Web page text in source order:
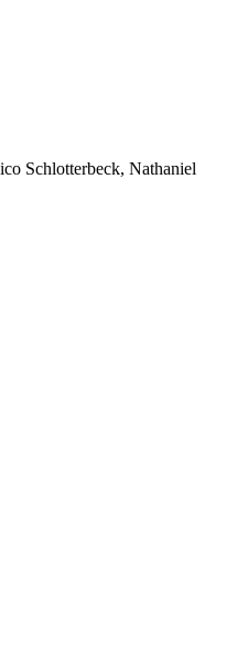
Schlotterbeck, Nathaniel